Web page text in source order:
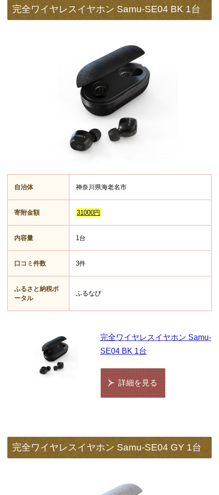
完全ワイヤレスイヤホン Samu-SE04 BK 1台
自治体 神奈川県海老名市
寄附金額 31000円
内容量 1台
口コミ件数 3件
ふるさと納税ポ
ータル
ふるなび
完全ワイヤレスイヤホン Samu-
SE04 BK 1台
詳細を見る
完全ワイヤレスイヤホン Samu-SE04 GY 1台